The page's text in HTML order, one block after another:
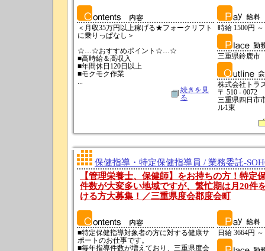
＜月収35万円以上稼げる★フォークリフト
に乗りっぱなし＞
☆…☆おすすめポイント☆…☆
■高時給＆高収入
■年間休日120日以上
■モクモク作業
...
続きを見
る
時給 1500円 ～
三重県鈴鹿市
株式会社トラ
〒 510 - 0072
三重県四日市
ル1東
保健指導・特定保健指導員 / 業務委託-
【管理栄養士、保健師】をお持ちの方！特定
件数が大変多い地域ですが、繁忙期は月20件
ける方大募集！／三重県度会郡度会町
■特定保健指導対象者の方に対する健康サ
ポートのお仕事です。
■毎年指導件数が増えており、三重県度会
日給 3664円